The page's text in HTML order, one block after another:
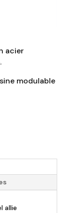
acier
modulable
allie